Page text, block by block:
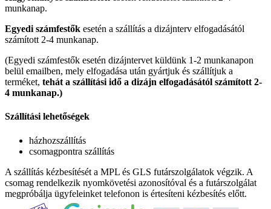
munkanap.
Egyedi számfestők esetén a szállítás a dizájnterv elfogadásától
számított 2-4 munkanap.
(Egyedi számfestők esetén dizájntervet küldünk 1-2 munkanapon
belül emailben, mely elfogadása után gyártjuk és szállítjuk a
terméket, tehát a szállítási idő a dizájn elfogadásától számított 2-
4 munkanap.)
Szállítási lehetőségek
házhozszállítás
csomagpontra szállítás
A szállítás kézbesítését a MPL és GLS futárszolgálatok végzik. A
csomag rendelkezik nyomkövetési azonosítóval és a futárszolgálat
megpróbálja ügyfeleinket telefonon is értesíteni kézbesítés előtt.